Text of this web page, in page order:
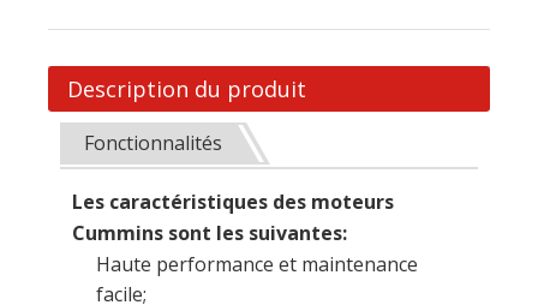
Haute performance et maintenance
facile;
Service de garantie internationale;
Échappement faible et entretien à long
terme;
La variété de pièces de rechange est
facile à obtenir du marché mondial;